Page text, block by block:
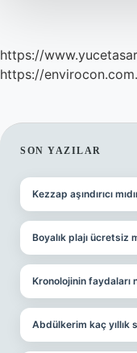
https://
https://
SON YAZILAR
Kezzap aşındırıcı
Boyalık plajı ücretsiz
Kronolojinin faydaları
Abdülkerim kaç yıllık